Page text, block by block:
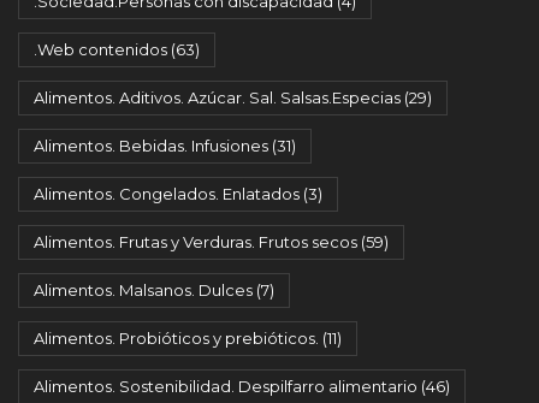
.Web contenidos (63)
Alimentos. Aditivos. Azúcar. Sal. Salsas.Especias (29)
Alimentos. Bebidas. Infusiones (31)
Alimentos. Congelados. Enlatados (3)
Alimentos. Frutas y Verduras. Frutos secos (59)
Alimentos. Malsanos. Dulces (7)
Alimentos. Probióticos y prebióticos. (11)
Alimentos. Sostenibilidad. Despilfarro alimentario (46)